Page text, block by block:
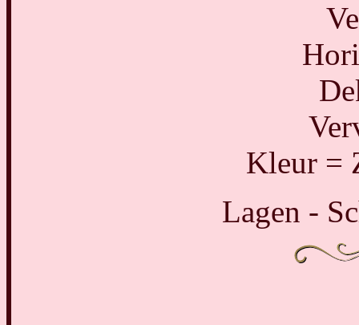
Kleur =
Lagen -